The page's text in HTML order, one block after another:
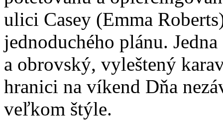
ulici Casey (Emma
jednoduchého plánu.
a obrovský, vyleštený
hranici na víkend Dňa
veľkom štýle.